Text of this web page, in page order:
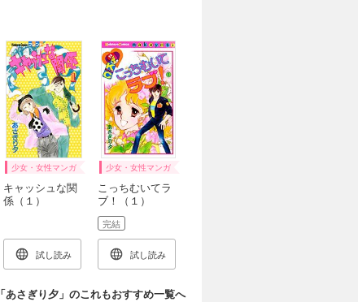
少女・女性マンガ
キャッシュな関
係（１）
試し読み
少女・女性マンガ
こっちむいてラ
ブ！（１）
完結
試し読み
「あさぎり夕」のこれもおすすめ一覧へ